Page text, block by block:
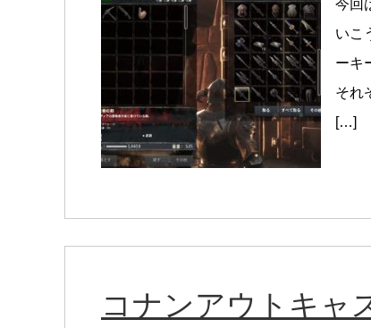
今回
いこ
ーキ
それ
[…]
コナンアウトキャ